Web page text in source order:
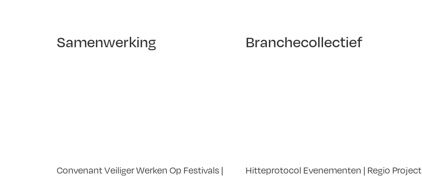
Samenwerking
Convenant Veiliger Werken Op Festivals |
Branchecollectief
Hitteprotocol Evenementen | Regio Project